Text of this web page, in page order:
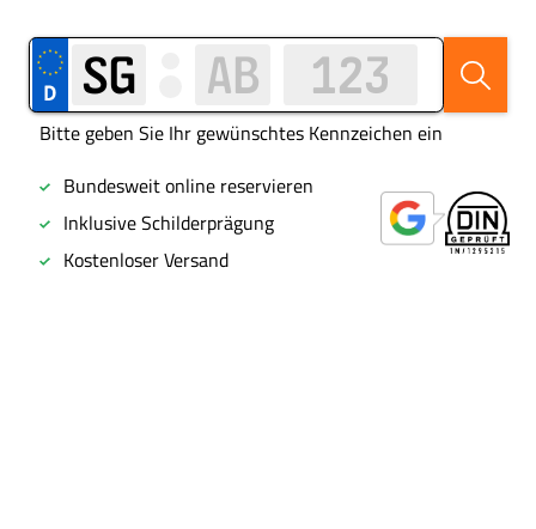
Bitte geben Sie Ihr gewünschtes Kennzeichen ein
Bundesweit online reservieren
Inklusive Schilderprägung
Kostenloser Versand